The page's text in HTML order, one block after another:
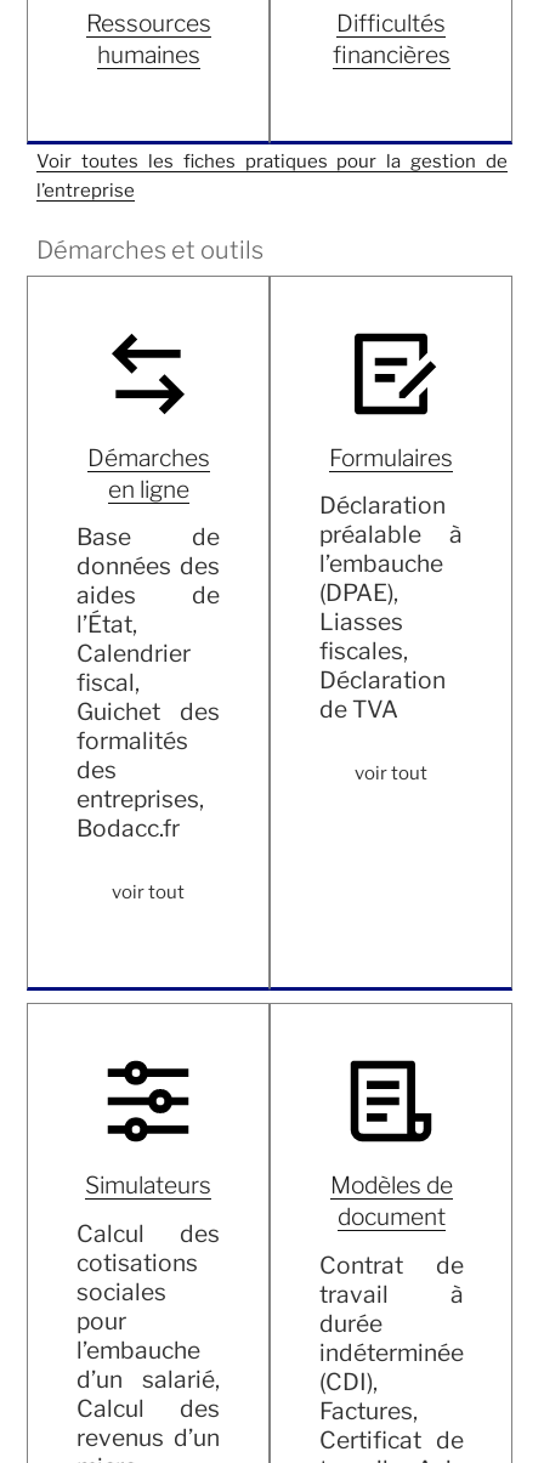
Ressources
humaines
Difficultés
financières
Voir toutes les fiches pratiques pour la gestion de
l’entreprise
Démarches et outils
Démarches
en ligne
Base de
données des
aides de
l’État,
Calendrier
fiscal,
Guichet des
formalités
des
entreprises,
Bodacc.fr
voir tout
Formulaires
Déclaration
préalable à
l’embauche
(DPAE),
Liasses
fiscales,
Déclaration
de TVA
voir tout
Simulateurs
Calcul des
cotisations
sociales
pour
l’embauche
d’un salarié,
Calcul des
revenus d’un
Modèles de
document
Contrat de
travail à
durée
indéterminée
(CDI),
Factures,
Certificat de